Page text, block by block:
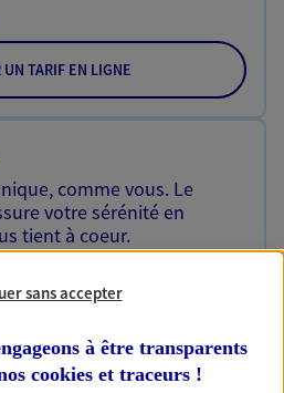
TARIF EN LIGNE
comme vous. Le
votre sérénité en
tient à coeur.
sans accepter
à être transparents
cookies et traceurs !